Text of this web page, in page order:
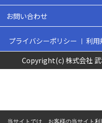
お問い合わせ
プライバシーポリシー 利用
Copyright(c) 株式会社
当サイトでは、お客様の当サイト